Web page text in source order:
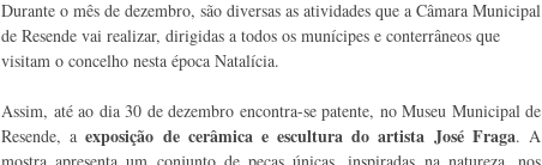
Durante o mês de dezembro, são diversas as atividades que a Câmara Municipal
de Resende vai realizar, dirigidas a todos os munícipes e conterrâneos que
visitam o concelho nesta época Natalícia.
Assim, até ao dia 30 de dezembro encontra-se patente, no Museu Municipal de
Resende, aexposição de cerâmica e escultura do artista José Fraga.A